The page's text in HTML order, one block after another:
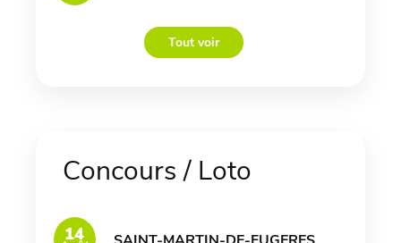
Tout voir
Concours / Loto
14